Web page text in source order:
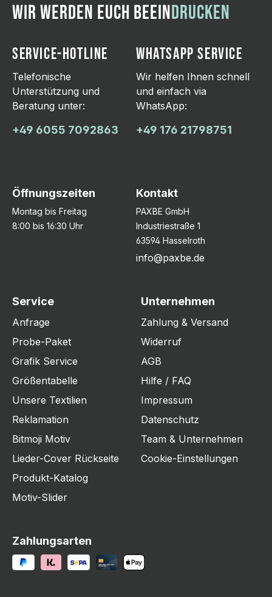
WIR WERDEN EUCH BEEINDRUCKEN
SERVICE-HOTLINE
Telefonische
Unterstützung und
Beratung unter:
+49 6055 7092863
WHATSAPP SERVICE
Wir helfen Ihnen schnell
und einfach via
WhatsApp:
+49 176 21798751
Öffnungszeiten
Montag bis Freitag
8:00 bis 16:30 Uhr
Kontakt
PAXBE GmbH
Industriestraße 1
63594 Hasselroth
info@paxbe.de
Service
Anfrage
Probe-Paket
Grafik Service
Größentabelle
Unsere Textilien
Reklamation
Bitmoji Motiv
Lieder-Cover Rückseite
Produkt-Katalog
Motiv-Slider
Unternehmen
Zahlung & Versand
Widerruf
AGB
Hilfe / FAQ
Impressum
Datenschutz
Team & Unternehmen
Cookie-Einstellungen
Zahlungsarten